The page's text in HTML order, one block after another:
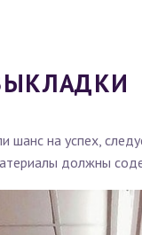
на успех,
должны